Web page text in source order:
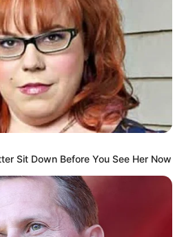
Sit Down Before You See Her Now